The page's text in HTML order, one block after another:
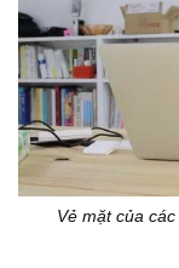
Vẻ mặt của